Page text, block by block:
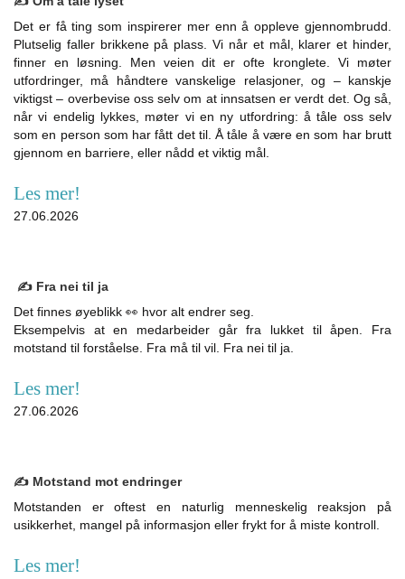
Det er få ting som inspirerer mer enn å oppleve gjennombrudd.
Plutselig faller brikkene på plass. Vi når et mål, klarer et hinder,
finner en løsning. Men veien dit er ofte kronglete. Vi møter
utfordringer, må håndtere vanskelige relasjoner, og – kanskje
viktigst – overbevise oss selv om at innsatsen er verdt det. Og så,
når vi endelig lykkes, møter vi en ny utfordring: å tåle oss selv
som en person som har fått det til. Å tåle å være en som har brutt
gjennom en barriere, eller nådd et viktig mål.
Les mer!
27.06.2026
✍️ Fra nei til ja
Det finnes øyeblikk 👀 hvor alt endrer seg.
Eksempelvis at en medarbeider går fra lukket til åpen. Fra
motstand til forståelse. Fra må til vil. Fra nei til ja.
Les mer!
27.06.2026
✍️ Motstand mot endringer
Motstanden er oftest en naturlig menneskelig reaksjon på
usikkerhet, mangel på informasjon eller frykt for å miste kontroll.
Les mer!